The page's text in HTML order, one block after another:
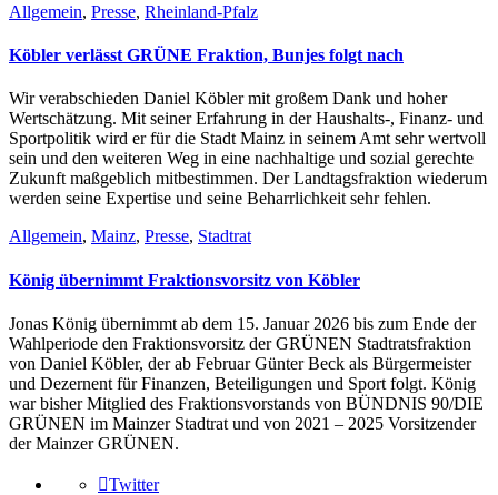
Allgemein, Presse, Rheinland-Pfalz
Köbler verlässt GRÜNE Fraktion, Bunjes folgt nach
Wir verabschieden Daniel Köbler mit großem Dank und hoher
Wertschätzung. Mit seiner Erfahrung in der Haushalts-, Finanz- und
Sportpolitik wird er für die Stadt Mainz in seinem Amt sehr wertvoll
sein und den weiteren Weg in eine nachhaltige und sozial gerechte
Zukunft maßgeblich mitbestimmen. Der Landtagsfraktion wiederum
werden seine Expertise und seine Beharrlichkeit sehr fehlen.
Allgemein, Mainz, Presse, Stadtrat
König übernimmt Fraktionsvorsitz von Köbler
Jonas König übernimmt ab dem 15. Januar 2026 bis zum Ende der
Wahlperiode den Fraktionsvorsitz der GRÜNEN Stadtratsfraktion
von Daniel Köbler, der ab Februar Günter Beck als Bürgermeister
und Dezernent für Finanzen, Beteiligungen und Sport folgt. König
war bisher Mitglied des Fraktionsvorstands von BÜNDNIS 90/DIE
GRÜNEN im Mainzer Stadtrat und von 2021 – 2025 Vorsitzender
der Mainzer GRÜNEN.
Twitter